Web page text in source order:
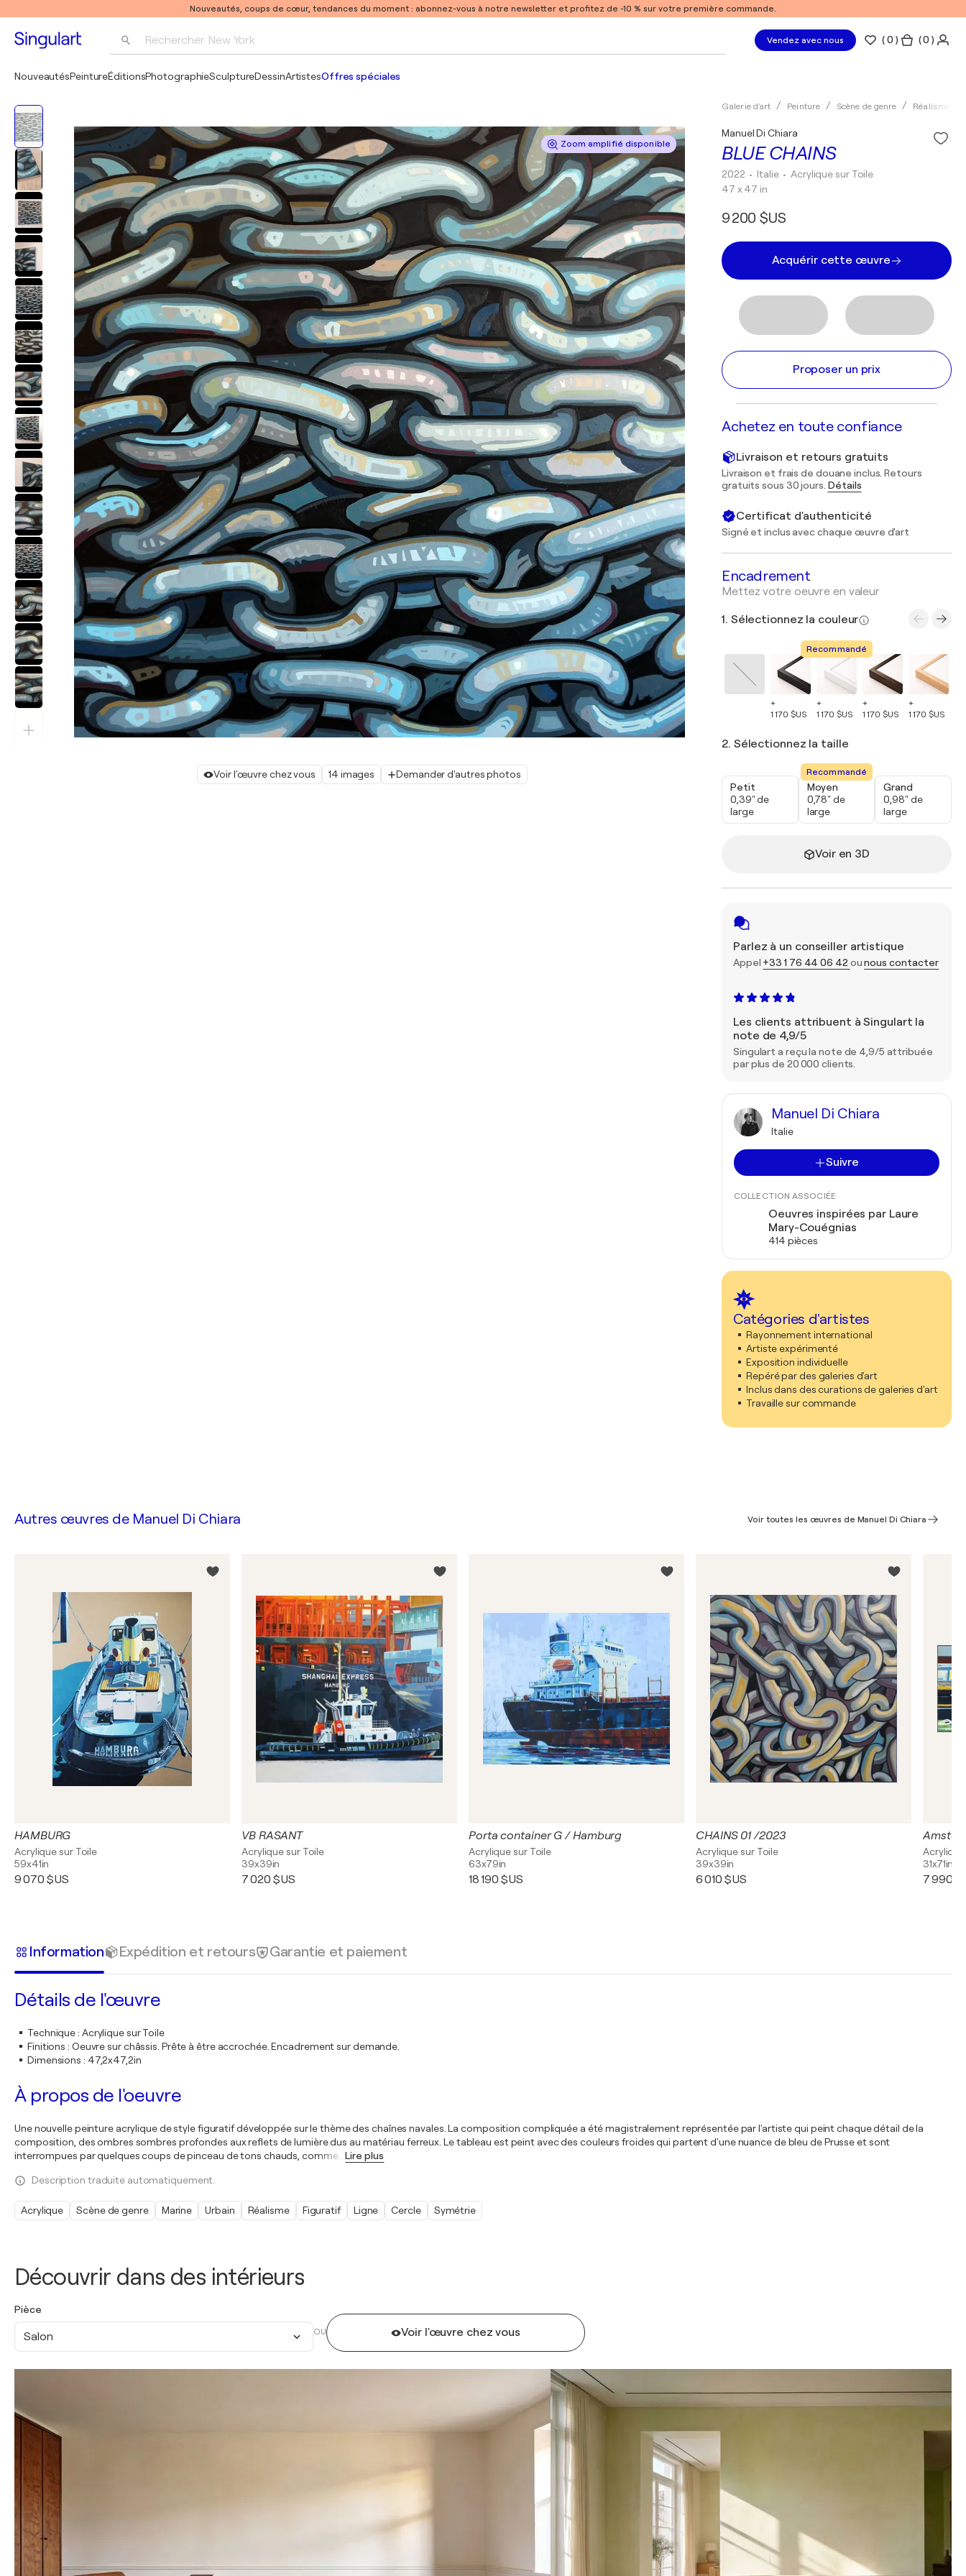
Nouveautés, coups de cœur, tendances du moment : abonnez-vous à notre newsletter et profitez de -10 % sur votre première commande.
Rechercher New York
Pablo Picasso
Vendez avec nous (0 ) ( 0 )
NouveautésPeintureÉditionsPhotographieSculptureDessinArtistesOffres spéciales
Zoom amplifié disponible
Voir l'œuvre chez vous 14 images Demander d'autres photos
Galerie d'art Peinture Scène de genre Réalisme
BLUE CHAINS
Manuel Di Chiara
2022 • Italie •Acrylique sur Toile
47 x 47 in
9 200 $US
Acquérir cette œuvre
Proposer un prix
Achetez en toute confiance
Livraison et retours gratuits
Livraison et frais de douane inclus. Retours
gratuits sous 30 jours. Détails
Certificat d'authenticité
Signé et inclus avec chaque œuvre d'art
Encadrement
Mettez votre oeuvre en valeur
1. Sélectionnez la couleur
+
1 170 $US
Recommandé
+
1 170 $US
+
1 170 $US
+
1 170 $US
2. Sélectionnez la taille
Petit
0,39" de
large
Recommandé
Moyen
0,78" de
large
Grand
0,98" de
large
Voir en 3D
Parlez à un conseiller artistique
Appel +33 1 76 44 06 42 ounous contacter
Les clients attribuent à Singulart la
note de 4,9/5
Singulart a reçu la note de 4,9/5 attribuée
par plus de 20 000 clients.
Manuel Di Chiara
Italie
Suivre
COLLECTION ASSOCIÉE
Oeuvres inspirées par Laure
Mary-Couégnias
414 pièces
Catégories d'artistes
Rayonnement international
Artiste expérimenté
Exposition individuelle
Repéré par des galeries d'art
Inclus dans des curations de galeries d'art
Travaille sur commande
Découvrir dans des intérieurs
Pièce
Salon OU Voir l'œuvre chez vous
Autres œuvres de Manuel Di Chiara Voir toutes les œuvres de Manuel Di Chiara
HAMBURG
Acrylique sur Toile
59x41in
9 070 $US
VB RASANT
Acrylique sur Toile
39x39in
7 020 $US
Porta container G / Hamburg
Acrylique sur Toile
63x79in
18 190 $US
CHAINS 01 /2023
Acrylique sur Toile
39x39in
6 010 $US
31x71in
7 990
Information Expédition et retours Garantie et paiement
Détails de l'œuvre
Technique: Acrylique sur Toile
Finitions : Oeuvre sur châssis. Prête à être accrochée. Encadrement sur demande.
Dimensions : 47,2x47,2in
À propos de l'oeuvre
Une nouvelle peinture acrylique de style figuratif développée sur le thème des chaînes navales. La composition compliquée a été magistralement représentée par l'artiste qui peint chaque détail de la
composition, des ombres sombres profondes aux reflets de lumière dus au matériau ferreux. Le tableau est peint avec des couleurs froides qui partent d'une nuance de bleu de Prusse et sont
interrompues par quelques coups de pinceau de tons chauds, comme
Lire plus
Description traduite automatiquement.
Acrylique Scène de genre Marine Urbain Réalisme Figuratif Ligne Cercle Symétrie